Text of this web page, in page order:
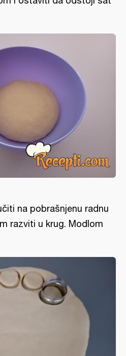
na pobrašnjenu radnu
razviti u krug. Modlom